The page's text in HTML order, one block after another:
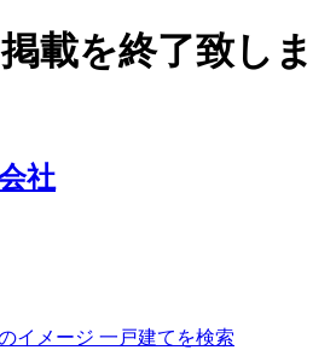
載を終了致しま
一戸建てを検索